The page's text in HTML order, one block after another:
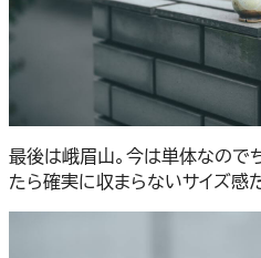
最後は峨眉山。今は単体なので
たら確実に収まらないサイズ感